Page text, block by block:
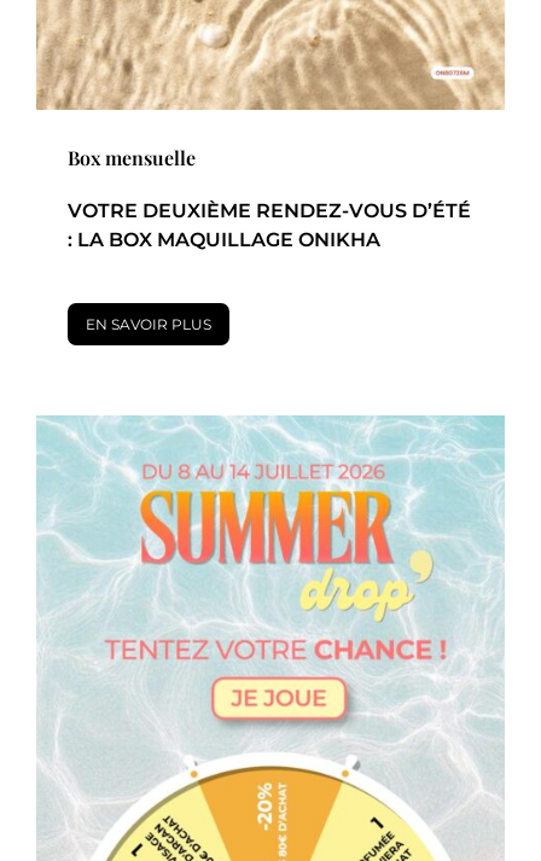
Box mensuelle
VOTRE DEUXIÈME RENDEZ-VOUS D’ÉTÉ
: LA BOX MAQUILLAGE ONIKHA
EN SAVOIR PLUS